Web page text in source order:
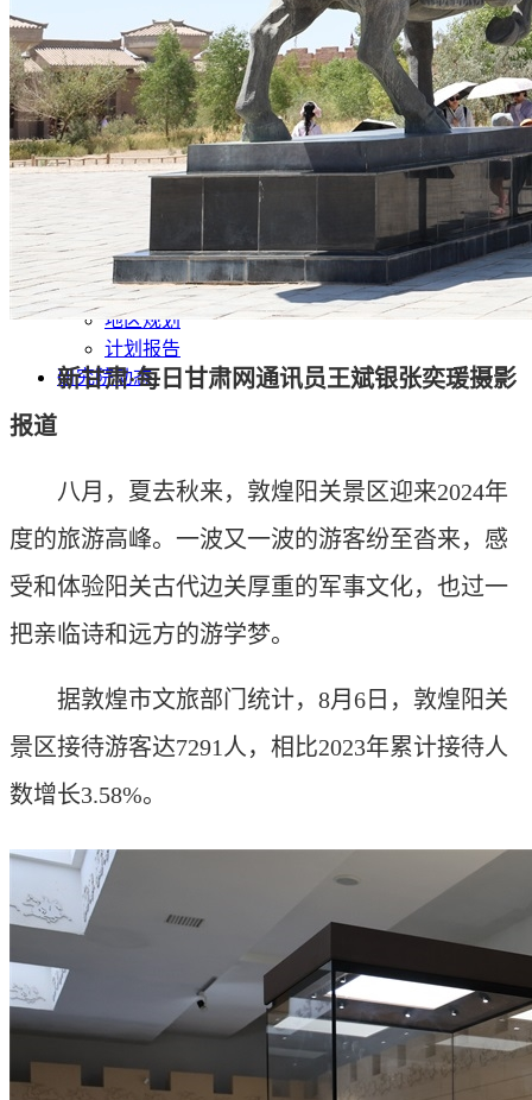
更正公告
其他公告
单一来源公示
一带一路
丝路新闻
丝路文化
发展动态
发展规划
总体规划
专项规划
地区规划
计划报告
研究院动态
新甘肃·每日甘肃网通讯员王斌银张奕瑗摄影
报道
八月，夏去秋来，敦煌阳关景区迎来2024年
度的旅游高峰。一波又一波的游客纷至沓来，感
受和体验阳关古代边关厚重的军事文化，也过一
把亲临诗和远方的游学梦。
据敦煌市文旅部门统计，8月6日，敦煌阳关
景区接待游客达7291人，相比2023年累计接待人
数增长3.58%。